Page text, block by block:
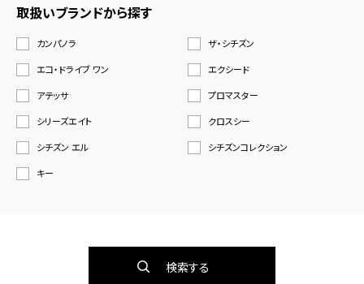
取扱いブランドから探す
カンパノラ
ザ・シチズン
エコ・ドライブ ワン
エクシード
アテッサ
プロマスター
シリーズエイト
クロスシー
シチズン エル
シチズンコレクション
キー
検索する